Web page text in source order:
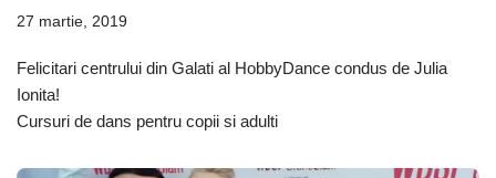
27 martie, 2019
Felicitari centrului din Galati al HobbyDance condus de Julia
Ionita!
Cursuri de dans pentru copii si adulti